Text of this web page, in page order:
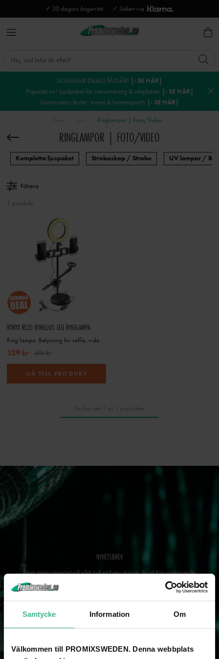
Samtycke Information Om
Välkommen till PROMIXSWEDEN. Denna webbplats
✓ 30 dagars ångerrätt ✓ Säkert via
SOMMAR-DEALS PÅGÅR! |› SE HÄR|
Populärt nu! Ljudpaket för uteservering & uteplatser |› SE HÄR|
Sommarens fester, event & hemmaparty |› SE HÄR|
Ringlampor | Foto/Video
RINGLAMPOR | FOTO/VIDEO
Kompletta ljuspaket Stroboskop / Strobe UV lampor /
Filtrera
1 produkt
VONYX RL20 RINGLJUS LED RINGLAMPA
Ring lampa. Belysning för selfie, video, livestreaming och foto. Vonyx RL20 med bordstativ
339 kr 491 kr
GÅ TILL PRODUKT
Du har sett 1 av 1 produkter
NYHETSBREV
Som prenumerant på vårt nyhetsbrev missar du aldrig spännande